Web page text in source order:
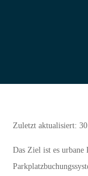
Zuletzt aktualisiert:
Das Ziel ist es urbane